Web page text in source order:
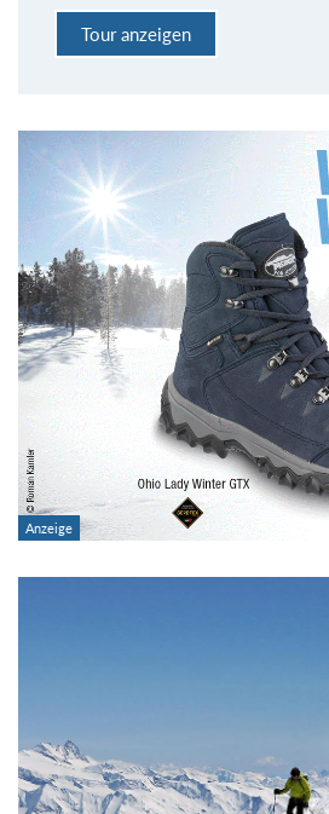
Tour anzeigen